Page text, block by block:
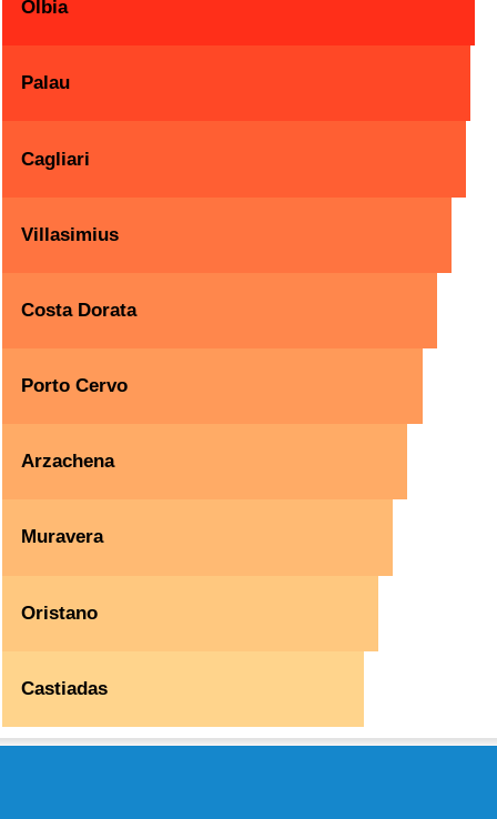
Olbia
Palau
Cagliari
Villasimius
Costa Dorata
Porto Cervo
Arzachena
Muravera
Oristano
Castiadas